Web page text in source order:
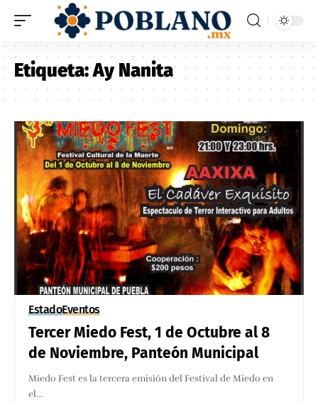
Etiqueta:Ay Nanita
EstadoEventos
Tercer Miedo Fest, 1 de Octubre al 8
de Noviembre, Panteón Municipal
Miedo Fest es la tercera emisión del Festival de Miedo en
el…